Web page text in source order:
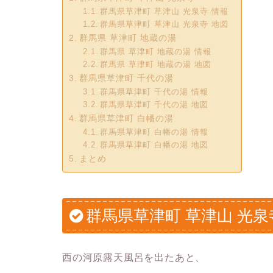
群馬県草津町 草津山 光泉寺 情報
群馬県草津町 草津山 光泉寺 地図
群馬県 草津町 地蔵の湯
群馬県 草津町 地蔵の湯 情報
群馬県 草津町 地蔵の湯 地図
群馬県草津町 千代の湯
群馬県草津町 千代の湯 情報
群馬県草津町 千代の湯 地図
群馬県草津町 白幡の湯
群馬県草津町 白幡の湯 情報
群馬県草津町 白幡の湯 地図
まとめ
群馬県草津町 草津山 光泉
西の河原露天風呂を出たあと、